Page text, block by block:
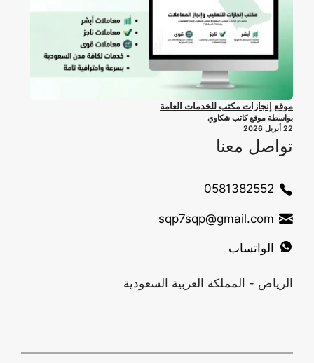
موقع إنجازات مكتب للخدمات العامة
بواسطة موقع كاتب شكاوي
22 أبريل 2026
تواصل معنا
0581382552
sqp7sqp@gmail.com
الواتساب
الرياض - المملكة العربية السعودية